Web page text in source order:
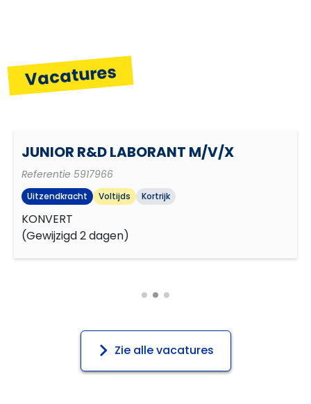
Laboratoria ontsmetten
Theoretische modellen ontwerpen
Plannen en organiseren
Resultaatgerichtheid
Zelfstandigheid
Vacatures
JUNIOR R&D LABORANT M/V/X
Referentie 5917966
Uitzendkracht Voltijds Kortrijk
KONVERT
(Gewijzigd 2 dagen)
Zie alle vacatures